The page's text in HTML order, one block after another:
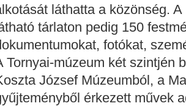
láthatta a közönség.
tárlaton pedig 150
fotókat,
Tornyai-múzeum két szintjén
József Múzeumból, a
érkezett művek